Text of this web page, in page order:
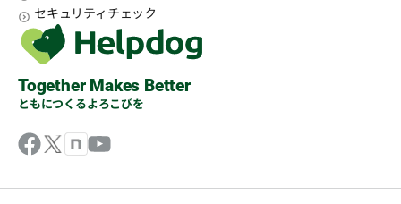
Together Makes Better
ともにつくるよろこびを
セキュリティチェック